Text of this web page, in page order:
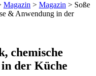
Magazin > Magazin > Soße
& Anwendung in der
chemische
der Küche